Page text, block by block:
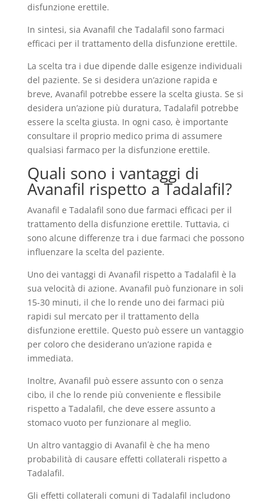
disfunzione erettile.
In sintesi, sia Avanafil che Tadalafil sono farmaci
efficaci per il trattamento della disfunzione erettile.
La scelta tra i due dipende dalle esigenze individuali
del paziente. Se si desidera un’azione rapida e
breve, Avanafil potrebbe essere la scelta giusta. Se si
desidera un’azione più duratura, Tadalafil potrebbe
essere la scelta giusta. In ogni caso, è importante
consultare il proprio medico prima di assumere
qualsiasi farmaco per la disfunzione erettile.
Quali sono i vantaggi di
Avanafil rispetto a Tadalafil?
Avanafil e Tadalafil sono due farmaci efficaci per il
trattamento della disfunzione erettile. Tuttavia, ci
sono alcune differenze tra i due farmaci che possono
influenzare la scelta del paziente.
Uno dei vantaggi di Avanafil rispetto a Tadalafil è la
sua velocità di azione. Avanafil può funzionare in soli
15-30 minuti, il che lo rende uno dei farmaci più
rapidi sul mercato per il trattamento della
disfunzione erettile. Questo può essere un vantaggio
per coloro che desiderano un’azione rapida e
immediata.
Inoltre, Avanafil può essere assunto con o senza
cibo, il che lo rende più conveniente e flessibile
rispetto a Tadalafil, che deve essere assunto a
stomaco vuoto per funzionare al meglio.
Un altro vantaggio di Avanafil è che ha meno
probabilità di causare effetti collaterali rispetto a
Tadalafil.
Gli effetti collaterali comuni di Tadalafil includono